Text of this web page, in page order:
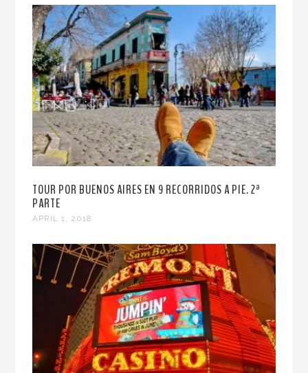
TOUR POR BUENOS AIRES EN 9 RECORRIDOS A PIE. 2ª
PARTE
APRIL 1, 2018